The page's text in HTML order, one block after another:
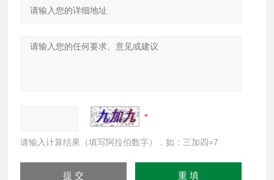
请输入计算结果（填写阿拉伯数字），如：三加四=7